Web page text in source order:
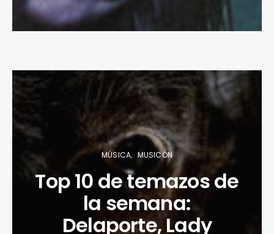
MÚSICA MUSICÓN
Top 10 de temazos de
la semana:
Delaporte, Lady